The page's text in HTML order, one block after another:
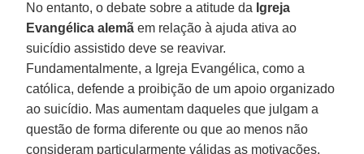
No entanto, o debate sobre a atitude da Igreja
Evangélica alemã em relação à ajuda ativa ao
suicídio assistido deve se reavivar.
Fundamentalmente, a Igreja Evangélica, como a
católica, defende a proibição de um apoio organizado
ao suicídio. Mas aumentam daqueles que julgam a
questão de forma diferente ou que ao menos não
consideram particularmente válidas as motivações.